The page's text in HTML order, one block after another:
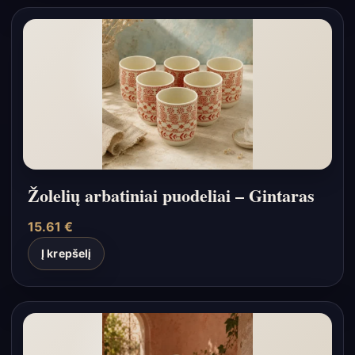
Žolelių arbatiniai puodeliai – Gintaras
15.61 €
Į krepšelį